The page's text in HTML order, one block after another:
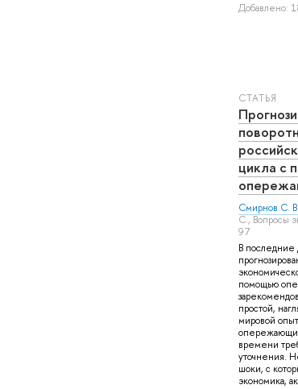
Добавлено:
СТАТЬЯ
цикла с
Смирнов С. В.
С., Вопросы
97
В последние
помощью
простой,
мировой
времени
уточнения.
шоки, с
экономика,